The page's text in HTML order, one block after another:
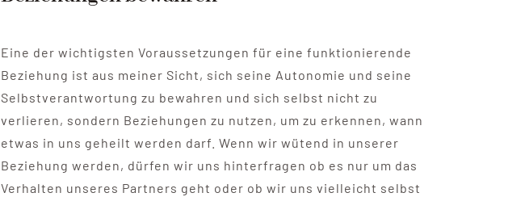
Eine der wichtigsten Voraussetzungen für eine funktionierende
Beziehung ist aus meiner Sicht, sich seine Autonomie und seine
Selbstverantwortung zu bewahren und sich selbst nicht zu
verlieren, sondern Beziehungen zu nutzen, um zu erkennen, wann
etwas in uns geheilt werden darf. Wenn wir wütend in unserer
Beziehung werden, dürfen wir uns hinterfragen ob es nur um das
Verhalten unseres Partners geht oder ob wir uns vielleicht selbst